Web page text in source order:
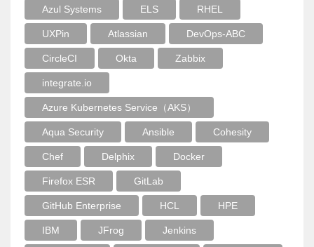
Azul Systems ELS RHEL
UXPin Atlassian DevOps-ABC
CircleCI Okta Zabbix
integrate.io
Azure Kubernetes Service（AKS）
Aqua Security Ansible Cohesity
Chef Delphix Docker
Firefox ESR GitLab
GitHub Enterprise HCL HPE
IBM JFrog Jenkins